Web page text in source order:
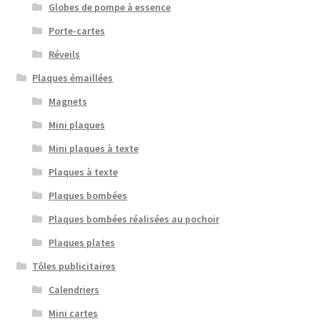
Globes de pompe à essence
Porte-cartes
Réveils
Plaques émaillées
Magnets
Mini plaques
Mini plaques à texte
Plaques à texte
Plaques bombées
Plaques bombées réalisées au pochoir
Plaques plates
Tôles publicitaires
Calendriers
Mini cartes